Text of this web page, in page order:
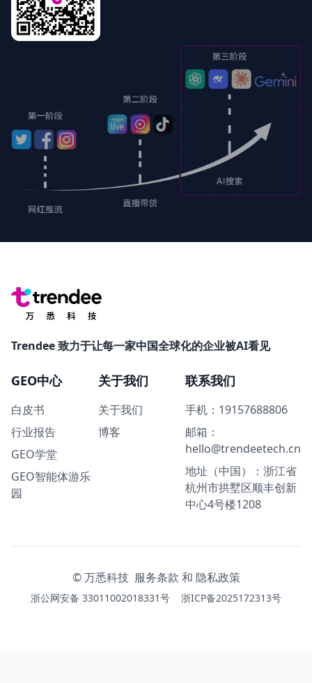
Trendee 致力于让每一家中国全球化的企业被AI看见
GEO中心
白皮书
行业报告
GEO学堂
GEO智能体游乐
园
关于我们
关于我们
博客
联系我们
手机：19157688806
邮箱：
hello@trendeetech.cn
地址（中国）：浙江省
杭州市拱墅区顺丰创新
中心4号楼1208
© 万悉科技 服务条款 和 隐私政策
浙公网安备 33011002018331号 浙ICP备2025172313号